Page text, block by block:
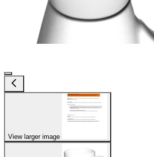
View larger image